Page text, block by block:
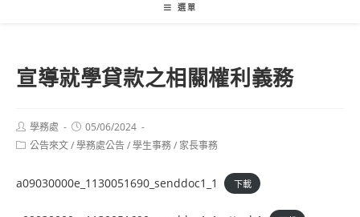
選單
宣導就學貸款之相關權利義務
Post
author:
學務處
Post
published:
05/06/2024
Post公告來文/學務處公告/學生事務/ 家長事務
a09030000e_1130051690_senddoc1_1 下載